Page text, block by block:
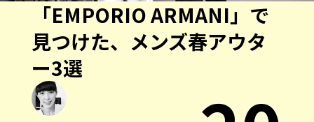
「EMPORIO ARMANI」で
見つけた、メンズ春アウタ
ー3選